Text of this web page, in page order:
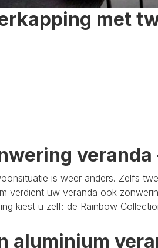
met
veranda
is weer anders. Zelfs
verdient uw veranda ook
kiest u zelf: de Rainbow
aluminium